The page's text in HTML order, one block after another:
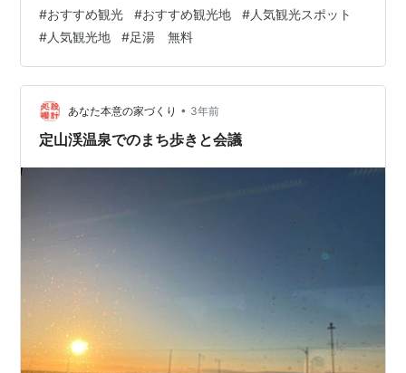
【かえる神社】お賽銭を入れて、鈴を鳴らそうとする
と… 何があるかは行ってのお楽しみ ( *´艸｀) 可愛いカエ
ルの神社。 【かえるの滝】 【カエルのマンホール】
【さるぼぼ黄金足湯】ぬるめの足湯で、リラックスし、
眠く…（笑） 『さるぼぼ』が沢山いて賑やか可愛い足湯
です。 下呂…
#おすすめ観光 #おすすめ観光地 #人気観光スポット
#人気観光地 #足湯 無料
あなた本意の家づくり • 3年前
定山渓温泉でのまち歩きと会議